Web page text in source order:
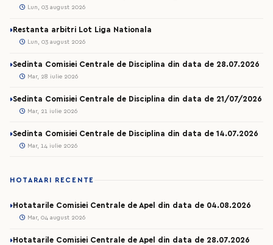
Lun, 03 august 2026
Restanta arbitri Lot Liga Nationala
Lun, 03 august 2026
Sedinta Comisiei Centrale de Disciplina din data de 28.07.2026
Mar, 28 iulie 2026
Sedinta Comisiei Centrale de Disciplina din data de 21/07/2026
Mar, 21 iulie 2026
Sedinta Comisiei Centrale de Disciplina din data de 14.07.2026
Mar, 14 iulie 2026
HOTARARI RECENTE
Hotatarile Comisiei Centrale de Apel din data de 04.08.2026
Mar, 04 august 2026
Hotatarile Comisiei Centrale de Apel din data de 28.07.2026